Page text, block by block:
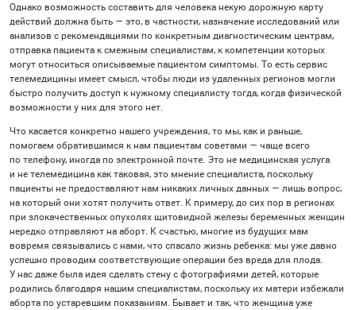
Однако возможность составить для человека некую дорожную карту
действий должна быть — это, в частности, назначение исследований или
анализов с рекомендациями по конкретным диагностическим центрам,
отправка пациента к смежным специалистам, к компетенции которых
могут относиться описываемые пациентом симптомы. То есть сервис
телемедицины имеет смысл, чтобы люди из удаленных регионов могли
быстро получить доступ к нужному специалисту тогда, когда физической
возможности у них для этого нет.
Что касается конкретно нашего учреждения, то мы, как и раньше,
помогаем обратившимся к нам пациентам советами — чаще всего
по телефону, иногда по электронной почте. Это не медицинская услуга
и не телемедицина как таковая, это мнение специалиста, поскольку
пациенты не предоставляют нам никаких личных данных — лишь вопрос,
на который они хотят получить ответ. К примеру, до сих пор в регионах
при злокачественных опухолях щитовидной железы беременных женщин
нередко отправляют на аборт. К счастью, многие из будущих мам
вовремя связывались с нами, что спасало жизнь ребенка: мы уже давно
успешно проводим соответствующие операции без вреда для плода.
У нас даже была идея сделать стену с фотографиями детей, которые
родились благодаря нашим специалистам, поскольку их матери избежали
аборта по устаревшим показаниям. Бывает и так, что женщина уже